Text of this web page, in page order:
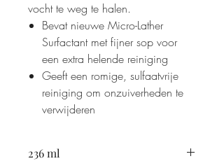
vocht te weg te halen.
Bevat nieuwe Micro-Lather
Surfactant met fijner sop voor
een extra helende reiniging
Geeft een romige, sulfaatvrije
reiniging om onzuiverheden te
verwijderen
236 ml